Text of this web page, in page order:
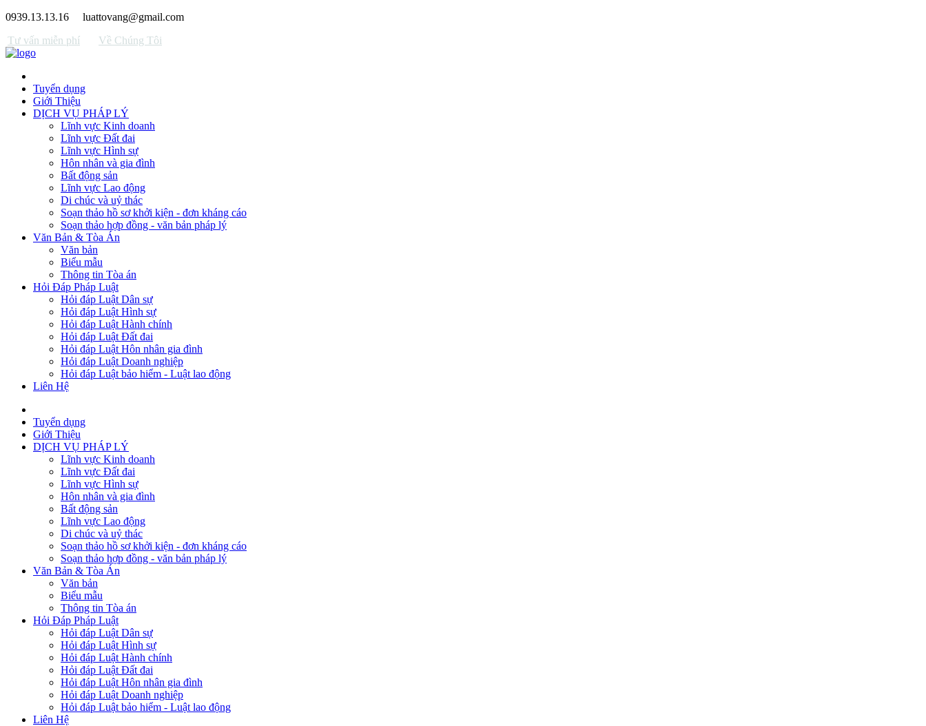
0939.13.13.16 luattovang@gmail.com
Tư vấn miễn phí
Về Chúng Tôi
Tuyển dụng
Giới Thiệu
DỊCH VỤ PHÁP LÝ
Lĩnh vực Kinh doanh
Lĩnh vực Đất đai
Lĩnh vực Hình sự
Hôn nhân và gia đình
Bất động sản
Lĩnh vực Lao động
Di chúc và uỷ thác
Soạn thảo hồ sơ khởi kiện - đơn kháng cáo
Soạn thảo hợp đồng - văn bản pháp lý
Văn Bản & Tòa Án
Văn bản
Biểu mẫu
Thông tin Tòa án
Hỏi Đáp Pháp Luật
Hỏi đáp Luật Dân sự
Hỏi đáp Luật Hình sự
Hỏi đáp Luật Hành chính
Hỏi đáp Luật Đất đai
Hỏi đáp Luật Hôn nhân gia đình
Hỏi đáp Luật Doanh nghiệp
Hỏi đáp Luật bảo hiểm - Luật lao động
Liên Hệ
Tuyển dụng
Giới Thiệu
DỊCH VỤ PHÁP LÝ
Lĩnh vực Kinh doanh
Lĩnh vực Đất đai
Lĩnh vực Hình sự
Hôn nhân và gia đình
Bất động sản
Lĩnh vực Lao động
Di chúc và uỷ thác
Soạn thảo hồ sơ khởi kiện - đơn kháng cáo
Soạn thảo hợp đồng - văn bản pháp lý
Văn Bản & Tòa Án
Văn bản
Biểu mẫu
Thông tin Tòa án
Hỏi Đáp Pháp Luật
Hỏi đáp Luật Dân sự
Hỏi đáp Luật Hình sự
Hỏi đáp Luật Hành chính
Hỏi đáp Luật Đất đai
Hỏi đáp Luật Hôn nhân gia đình
Hỏi đáp Luật Doanh nghiệp
Hỏi đáp Luật bảo hiểm - Luật lao động
Liên Hệ